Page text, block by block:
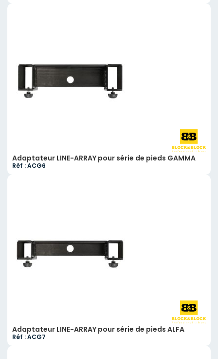
Adaptateur LINE-ARRAY pour série de pieds GAMMA
Réf : ACG6
Adaptateur LINE-ARRAY pour série de pieds ALFA
Réf : ACG7